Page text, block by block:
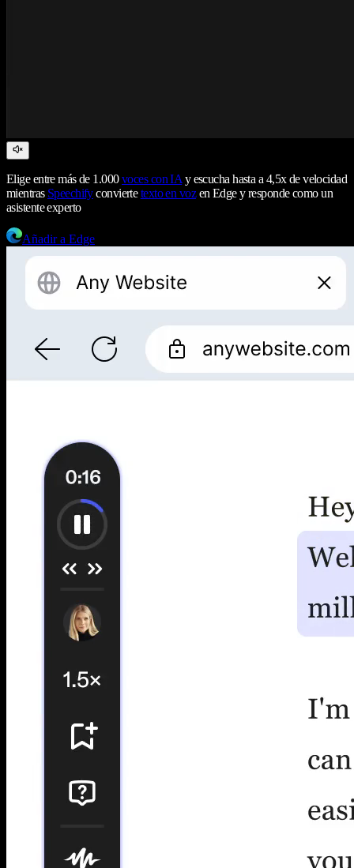
Elige entre más de 1.000voces con IA y escucha hasta a 4,5x de velocidad
mientras Speechifyconviertetexto en vozen Edge y responde como un
asistente experto
Añadir a Edge